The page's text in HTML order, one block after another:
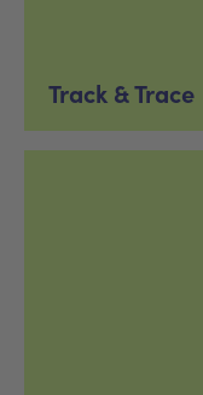
Track & Trace